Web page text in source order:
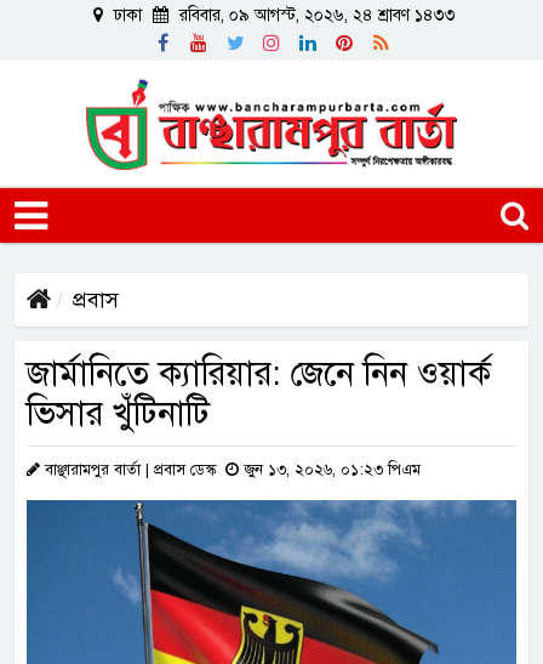
ঢাকা রবিবার, ০৯ আগস্ট, ২০২৬, ২৪ শ্রাবণ ১৪৩৩
প্রবাস
জার্মানিতে ক্যারিয়ার: জেনে নিন ওয়ার্ক
ভিসার খুঁটিনাটি
বাঞ্ছারামপুর বার্তা | প্রবাস ডেস্ক জুন ১৩, ২০২৬, ০১:২৩ পিএম